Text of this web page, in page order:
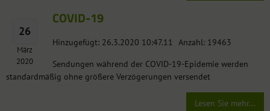
26
März
2020
COVID-19
Hinzugefügt: 26.3.2020 10:47.11 Anzahl: 19463
Sendungen während der COVID-19-Epidemie werden
standardmäßig ohne größere Verzögerungen versendet
Lesen Sie mehr...